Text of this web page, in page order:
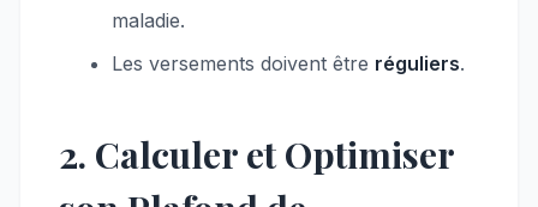
maladie.
Les versements doivent être réguliers.
2. Calculer et Optimiser